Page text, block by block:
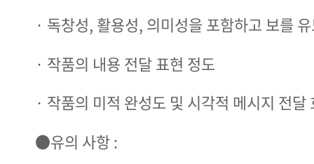
· 독창성, 활용성, 의미성을 포함하고 보를
· ​작품의 내용 전달 표현 정도
· ​작품의 미적 완성도 및 시각적 메시지 전달
●유의 사항 :